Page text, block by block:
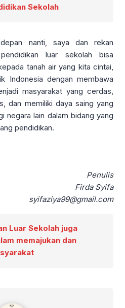
Sekolah
nanti, saya dan rekan
luar sekolah bisa
tanah air yang kita cintai,
Indonesia dengan membawa
masyarakat yang cerdas,
dan memiliki daya saing yang
negara lain dalam bidang yang
pendidikan.
Penulis
Firda Syifa
syifaziya99@gmail.com
Luar Sekolah juga
memajukan dan